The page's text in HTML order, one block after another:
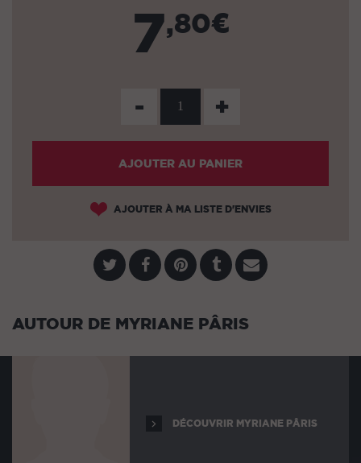
7,80€
- +
AJOUTER AU PANIER
AJOUTER À MA LISTE D'ENVIES
AUTOUR DE MYRIANE PÂRIS
DÉCOUVRIR MYRIANE PÂRIS